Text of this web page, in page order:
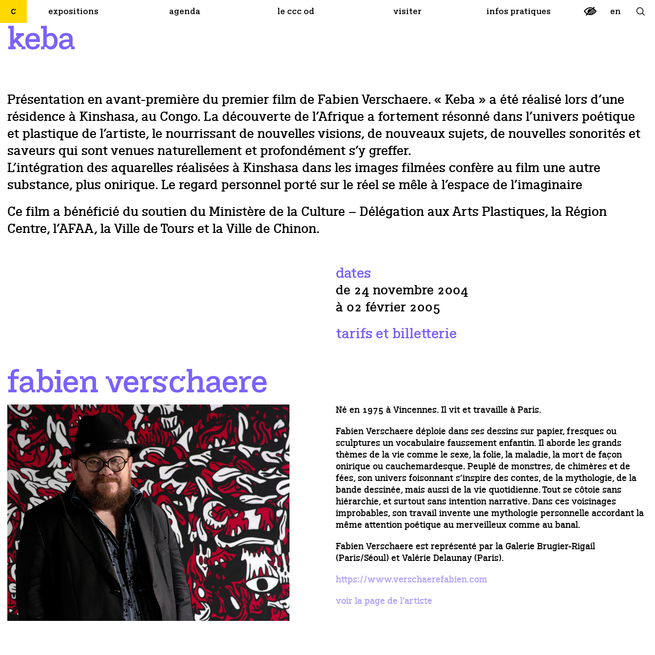
en
expositions agenda le ccc od visiter infos pratiques
keba
Présentation en avant-première du premier film de Fabien Verschaere. « Keba » a été réalisé lors d’une
résidence à Kinshasa, au Congo. La découverte de l’Afrique a fortement résonné dans l’univers poétique
et plastique de l’artiste, le nourrissant de nouvelles visions, de nouveaux sujets, de nouvelles sonorités et
saveurs qui sont venues naturellement et profondément s’y greffer.
L’intégration des aquarelles réalisées à Kinshasa dans les images filmées confère au film une autre
substance, plus onirique. Le regard personnel porté sur le réel se mêle à l’espace de l’imaginaire
Ce film a bénéficié du soutien du Ministère de la Culture – Délégation aux Arts Plastiques, la Région
Centre, l’AFAA, la Ville de Tours et la Ville de Chinon.
dates
de 24 novembre 2004
à 02 février 2005
tarifs et billetterie
fabien verschaere
Né en 1975 à Vincennes. Il vit et travaille à Paris.
Fabien Verschaere déploie dans ses dessins sur papier, fresques ou
sculptures un vocabulaire faussement enfantin. Il aborde les grands
thèmes de la vie comme le sexe, la folie, la maladie, la mort de façon
onirique ou cauchemardesque. Peuplé de monstres, de chimères et de
fées, son univers foisonnant s’inspire des contes, de la mythologie, de la
bande dessinée, mais aussi de la vie quotidienne. Tout se côtoie sans
hiérarchie, et surtout sans intention narrative. Dans ces voisinages
improbables, son travail invente une mythologie personnelle accordant la
même attention poétique au merveilleux comme au banal.
Fabien Verschaere est représenté par la Galerie Brugier-Rigail
(Paris/Séoul) et Valérie Delaunay (Paris).
https://www.verschaerefabien.com
voir la page de l’artiste